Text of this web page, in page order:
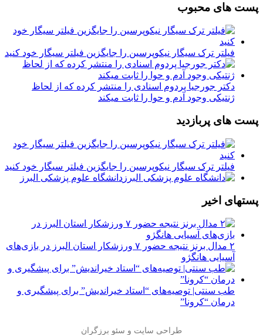
پست های محبوب
فیلتر ترک سیگار نیکوپرسین را جایگزین فیلتر سیگار خود کنید
دکتر جورجیا پردوم اسنادی را منتشر کرده که از لحاظ
ژنتیکی وجود آدم و حوا را ثابت میکند
پست های پربازدید
فیلتر ترک سیگار نیکوپرسین را جایگزین فیلتر سیگار خود کنید
دانشگاه علوم پزشکی البرز
پستهای اخیر
۲ مدال برنز نتیجه حضور ۷ ورزشکار استان البرز در بازی‌های
آسیایی هانگژو
طب سنتی| توصیه‌‌های “استاد خیراندیش” برای پیشگیری و
درمان “کرونا”